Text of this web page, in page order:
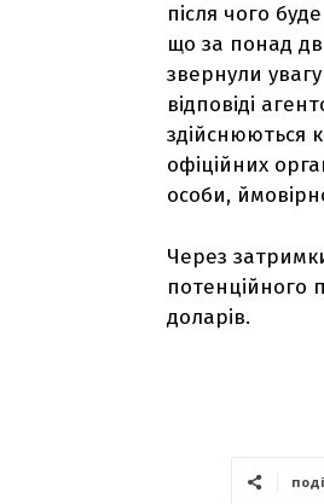
після чого
що за понад
звернули
відповіді
здійснюються
офіційних
особи,
Через
потенційного
доларів.